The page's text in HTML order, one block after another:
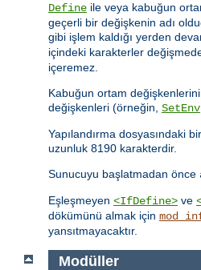
Define ile veya kabuğun
geçerli bir değişkenin adı
gibi işlem kaldığı yerden
içindeki karakterler
içeremez.
Kabuğun ortam
değişkenleri (örneğin, SetEnv
Yapılandırma dosyasındaki
uzunluk 8190 karakterdir.
Sunucuyu başlatmadan önce
Eşleşmeyen <IfDefine> ve
dökümünü almak için
yansıtmayacaktır.
Modüller